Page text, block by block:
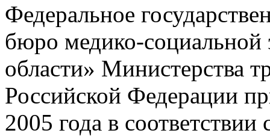
Федеральное
бюро медико-социальной
области» Министерства
Российской Федерации
2005 года в